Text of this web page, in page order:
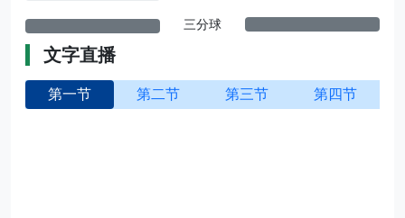
三分球
文字直播
第一节 第二节 第三节 第四节